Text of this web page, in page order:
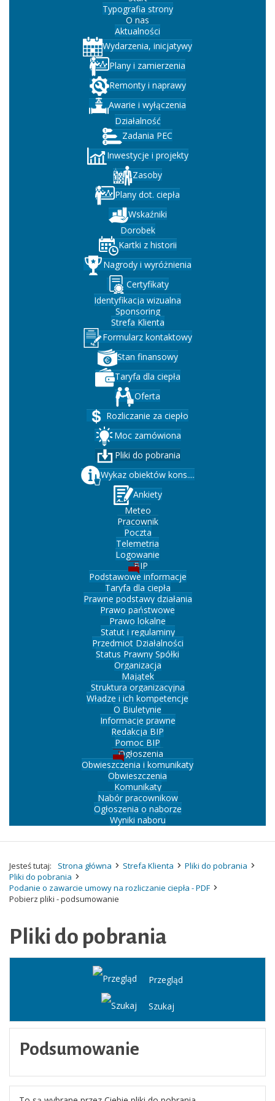
Typografia strony
O nas
Aktualności
Wydarzenia, inicjatywy
Plany i zamierzenia
Remonty i naprawy
Awarie i wyłączenia
Działalność
Zadania PEC
Inwestycje i projekty
Zasoby
Plany dot. ciepła
Wskaźniki
Dorobek
Kartki z historii
Nagrody i wyróżnienia
Certyfikaty
Identyfikacja wizualna
Sponsoring
Strefa Klienta
Formularz kontaktowy
Stan finansowy
Taryfa dla ciepła
Oferta
Rozliczanie za ciepło
Moc zamówiona
Pliki do pobrania
Wykaz obiektów kons....
Ankiety
Meteo
Pracownik
Poczta
Telemetria
Logowanie
BIP
Podstawowe informacje
Taryfa dla ciepła
Prawne podstawy działania
Prawo państwowe
Prawo lokalne
Statut i regulaminy
Przedmiot Działalności
Status Prawny Spółki
Organizacja
Majątek
Struktura organizacyjna
Władze i ich kompetencje
O Biuletynie
Informacje prawne
Redakcja BIP
Pomoc BIP
Ogłoszenia
Obwieszczenia i komunikaty
Obwieszczenia
Komunikaty
Nabór pracownikow
Ogłoszenia o naborze
Wyniki naboru
Jesteś tutaj: Strona główna Strefa Klienta
Pliki do pobrania
Pliki do pobrania
Podanie o zawarcie umowy na rozliczanie ciepła - PDF
Pobierz pliki - podsumowanie
Pliki do pobrania
Przegląd
Szukaj
Podsumowanie